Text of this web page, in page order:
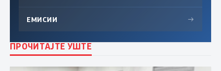
ЕМИСИИ →
ПРОЧИТАЈТЕ УШТЕ